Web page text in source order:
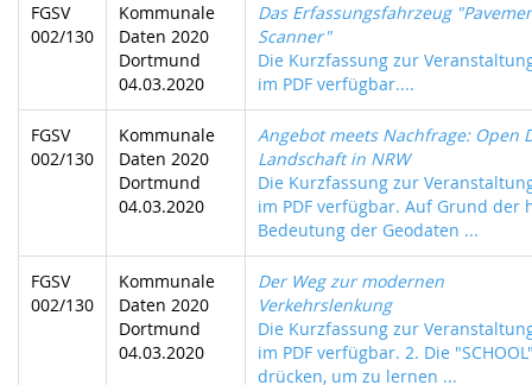
FGSV
002/130
Kommunale
Daten 2020
Dortmund
04.03.2020
Das Erfassungsfahrzeug
Scanner"
Die Kurzfassung zur
im PDF verfügbar....
FGSV
002/130
Kommunale
Daten 2020
Dortmund
04.03.2020
Angebot meets Nachfrage: Open
Landschaft in NRW
Die Kurzfassung zur
im PDF verfügbar. Auf Grund der
Bedeutung der Geodaten ...
FGSV
002/130
Kommunale
Daten 2020
Dortmund
04.03.2020
Der Weg zur modernen
Verkehrslenkung
Die Kurzfassung zur
im PDF verfügbar. 2. Die
drücken, um zu lernen ...